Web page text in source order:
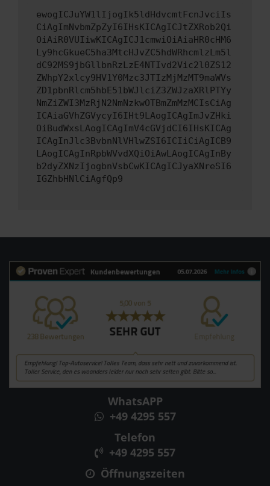
ewogICJuYW1lIjogIk5ldHdvcmtFcnJvciIs
CiAgImNvbmZpZyI6IHsKICAgICJtZXRob2Qi
OiAiR0VUIiwKICAgICJ1cmwiOiAiaHR0cHM6
Ly9hcGkueC5ha3MtcHJvZC5hdWRhcmlzLm5l
dC92MS9jbGllbnRzLzE4NTIvd2Vic2l0ZS12
ZWhpY2xlcy9HV1Y0Mzc3JTIzMjMzMT9maWVs
ZD1pbnRlcm5hbE51bWJlciZ3ZWJzaXRlPTYy
NmZiZWI3MzRjN2NmNzkwOTBmZmMzMCIsCiAg
ICAiaGVhZGVycyI6IHt9LAogICAgImJvZHki
OiBudWxsLAogICAgImV4cGVjdCI6IHsKICAg
ICAgInJlc3BvbnNlVHlwZSI6ICIiCiAgICB9
LAogICAgInRpbWVvdXQiOiAwLAogICAgInBy
b2dyZXNzIjogbnVsbCwKICAgICJyaXNreSI6
IGZhbHNlCiAgfQp9
WhatsAPP
+49 4295 557
Telefon
+49 4295 557
Öffnungszeiten